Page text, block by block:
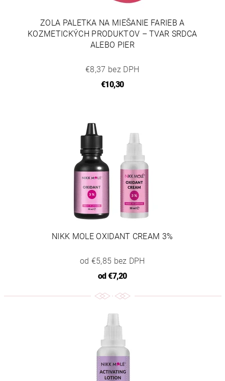
ZOLA PALETKA NA MIEŠANIE FARIEB A
KOZMETICKÝCH PRODUKTOV – TVAR SRDCA
ALEBO PIER
€8,37 bez DPH
€10,30
NIKK MOLE OXIDANT CREAM 3%
od €5,85 bez DPH
od €7,20